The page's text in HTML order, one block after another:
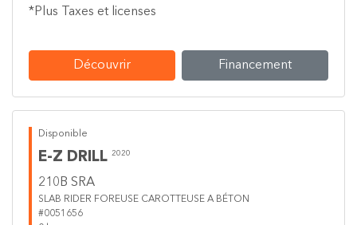
*Plus Taxes et licenses
Découvrir Financement
Disponible
E-Z DRILL 2020
210B SRA
SLAB RIDER FOREUSE CAROTTEUSE A BÉTON
#0051656